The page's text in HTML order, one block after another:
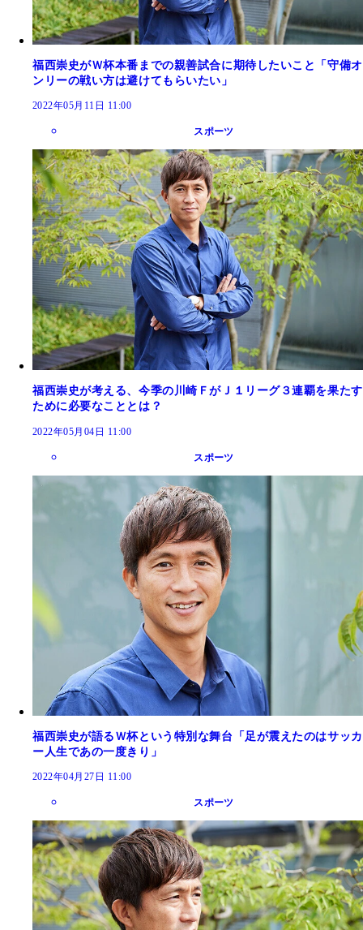
福西崇史がＷ杯本番までの親善試合に期待したいこと「守備オ
ンリーの戦い方は避けてもらいたい」
2022年05月11日 11:00
スポーツ
福西崇史が考える、今季の川崎ＦがＪ１リーグ３連覇を果たす
ために必要なこととは？
2022年05月04日 11:00
スポーツ
福西崇史が語るＷ杯という特別な舞台「足が震えたのはサッカ
ー人生であの一度きり」
2022年04月27日 11:00
スポーツ